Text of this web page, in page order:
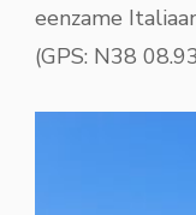
eenzame
(GPS: N38